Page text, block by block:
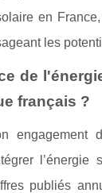
en
les
de
français ?
engagement
l’énergie
publiés